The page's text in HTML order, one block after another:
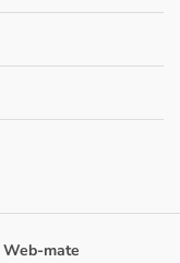
Web-mate